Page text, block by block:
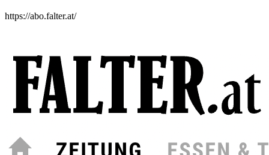
https://abo.falter.at/